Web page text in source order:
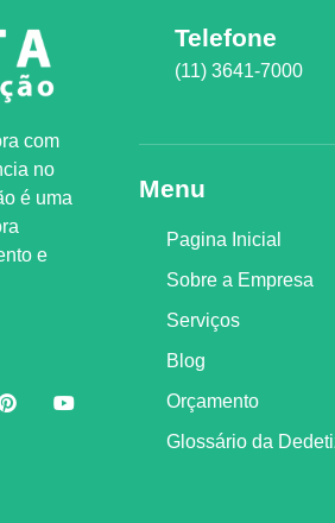
com
no
é uma
e
Telefone
(11) 3641-7000
Menu
Pagina Inicial
Sobre a Empresa
Serviços
Blog
Orçamento
Glossário da